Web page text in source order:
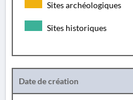
Sites archéologiques
Sites historiques
Date de création